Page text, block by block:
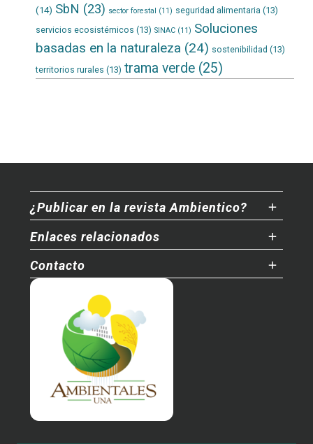
(14) SbN (23) sector forestal (11) seguridad alimentaria (13)
servicios ecosistémicos (13) SINAC(11) Soluciones
basadas en la naturaleza (24) sostenibilidad (13)
territorios rurales (13) trama verde(25)
¿Publicar en la revista Ambientico?
Enlaces relacionados
Contacto